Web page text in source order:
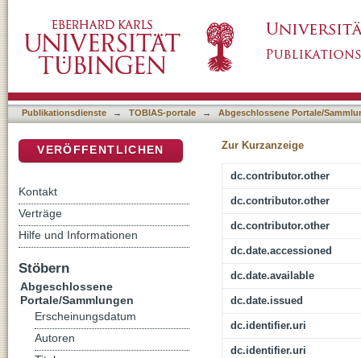
Publikationsdienste → TOBIAS-portale → Abgeschlossene Portale/
Zur Kurzanzeige
dc.contributor.other
dc.contributor.other
dc.contributor.other
dc.date.accessioned
dc.date.available
dc.date.issued
dc.identifier.uri
dc.identifier.uri
VERÖFFENTLICHEN
Kontakt
Verträge
Hilfe und Informationen
Stöbern
Abgeschlossene
Portale/Sammlungen
Erscheinungsdatum
Autoren